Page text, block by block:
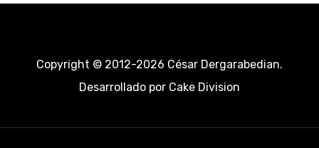
Copyright © 2012-2026 César Dergarabedian.
Desarrollado porCake Division